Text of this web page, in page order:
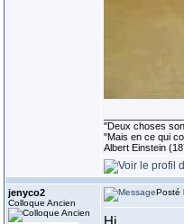
''Deux choses
"Mais en ce qui
Albert Einstein
jenyco2
Colloque Ancien
Posté